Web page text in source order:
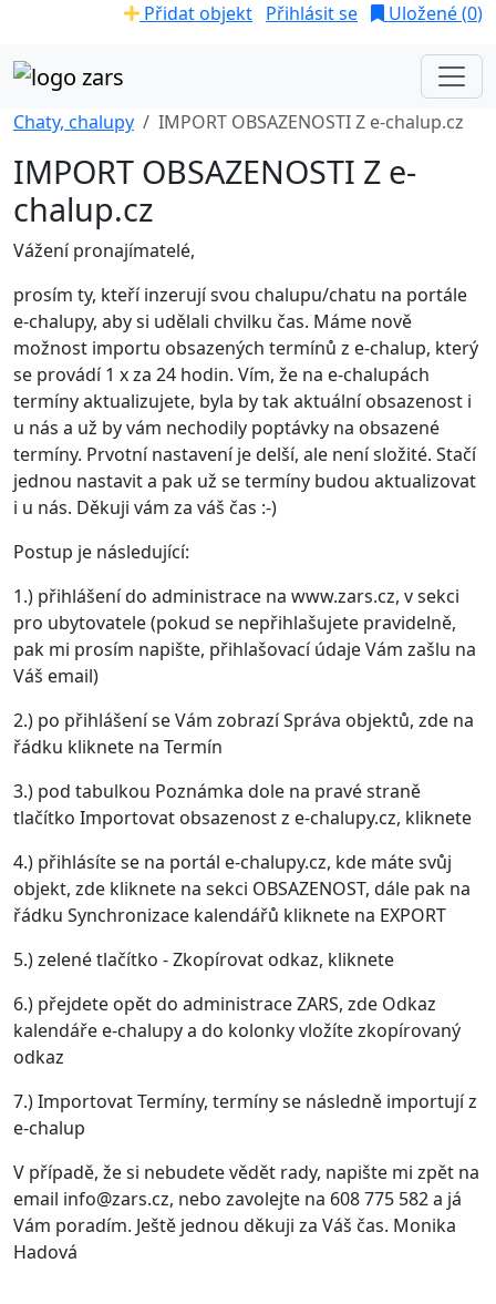
Přidat objekt Přihlásit se Uložené (0)
Chaty, chalupy IMPORT OBSAZENOSTI Z e-chalup.cz
IMPORT OBSAZENOSTI Z e-
chalup.cz
Vážení pronajímatelé,
prosím ty, kteří inzerují svou chalupu/chatu na portále
e-chalupy, aby si udělali chvilku čas. Máme nově
možnost importu obsazených termínů z e-chalup, který
se provádí 1 x za 24 hodin. Vím, že na e-chalupách
termíny aktualizujete, byla by tak aktuální obsazenost i
u nás a už by vám nechodily poptávky na obsazené
termíny. Prvotní nastavení je delší, ale není složité. Stačí
jednou nastavit a pak už se termíny budou aktualizovat
i u nás. Děkuji vám za váš čas :-)
Postup je následující:
1.) přihlášení do administrace na www.zars.cz, v sekci
pro ubytovatele (pokud se nepřihlašujete pravidelně,
pak mi prosím napište, přihlašovací údaje Vám zašlu na
Váš email)
2.) po přihlášení se Vám zobrazí Správa objektů, zde na
řádku kliknete na Termín
3.) pod tabulkou Poznámka dole na pravé straně
tlačítko Importovat obsazenost z e-chalupy.cz, kliknete
4.) přihlásíte se na portál e-chalupy.cz, kde máte svůj
objekt, zde kliknete na sekci OBSAZENOST, dále pak na
řádku Synchronizace kalendářů kliknete na EXPORT
5.) zelené tlačítko - Zkopírovat odkaz, kliknete
6.) přejdete opět do administrace ZARS, zde Odkaz
kalendáře e-chalupy a do kolonky vložíte zkopírovaný
odkaz
7.) Importovat Termíny, termíny se následně importují z
e-chalup
V případě, že si nebudete vědět rady, napište mi zpět na
email info@zars.cz, nebo zavolejte na 608 775 582 a já
Vám poradím. Ještě jednou děkuji za Váš čas. Monika
Hadová